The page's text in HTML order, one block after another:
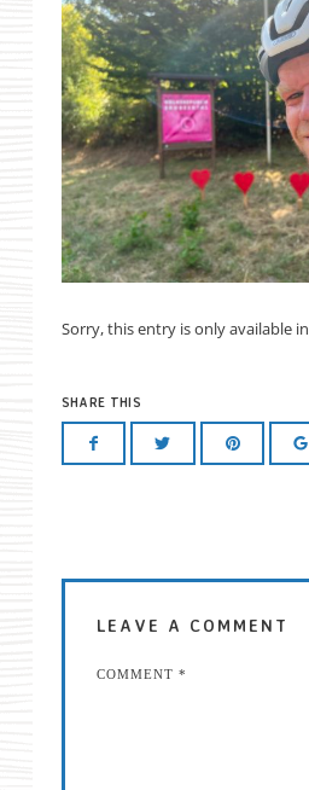
Sorry, this entry is only available in
SHARE THIS
LEAVE A COMMENT
COMMENT *